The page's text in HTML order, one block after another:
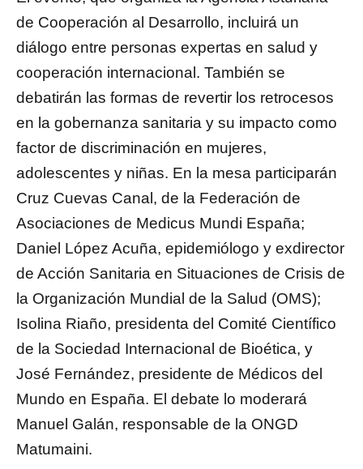
de Cooperación al Desarrollo, incluirá un
diálogo entre personas expertas en salud y
cooperación internacional. También se
debatirán las formas de revertir los retrocesos
en la gobernanza sanitaria y su impacto como
factor de discriminación en mujeres,
adolescentes y niñas. En la mesa participarán
Cruz Cuevas Canal, de la Federación de
Asociaciones de Medicus Mundi España;
Daniel López Acuña, epidemiólogo y exdirector
de Acción Sanitaria en Situaciones de Crisis de
la Organización Mundial de la Salud (OMS);
Isolina Riaño, presidenta del Comité Científico
de la Sociedad Internacional de Bioética, y
José Fernández, presidente de Médicos del
Mundo en España. El debate lo moderará
Manuel Galán, responsable de la ONGD
Matumaini.